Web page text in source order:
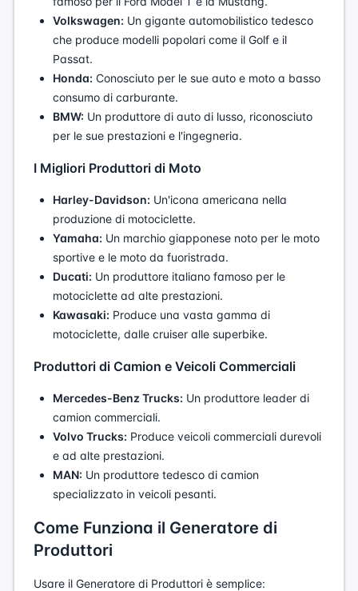
Volkswagen: Un gigante automobilistico tedesco
che produce modelli popolari come il Golf e il
Passat.
Honda: Conosciuto per le sue auto e moto a basso
consumo di carburante.
BMW: Un produttore di auto di lusso, riconosciuto
per le sue prestazioni e l'ingegneria.
I Migliori Produttori di Moto
Harley-Davidson: Un'icona americana nella
produzione di motociclette.
Yamaha: Un marchio giapponese noto per le moto
sportive e le moto da fuoristrada.
Ducati: Un produttore italiano famoso per le
motociclette ad alte prestazioni.
Kawasaki: Produce una vasta gamma di
motociclette, dalle cruiser alle superbike.
Produttori di Camion e Veicoli Commerciali
Mercedes-Benz Trucks: Un produttore leader di
camion commerciali.
Volvo Trucks: Produce veicoli commerciali durevoli
e ad alte prestazioni.
MAN: Un produttore tedesco di camion
specializzato in veicoli pesanti.
Come Funziona il Generatore di
Produttori
Usare il Generatore di Produttori è semplice: